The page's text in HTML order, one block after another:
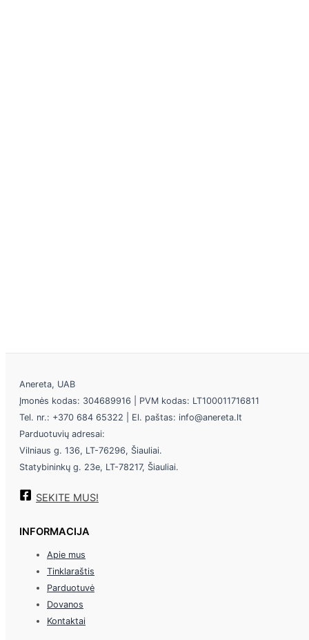
Anereta, UAB
Įmonės kodas: 304689916 | PVM kodas: LT100011716811
Tel. nr.: +370 684 65322 | El. paštas: info@anereta.lt
Parduotuvių adresai:
Vilniaus g. 136, LT-76296, Šiauliai.
Statybininkų g. 23e, LT-78217, Šiauliai.
SEKITE MUS!
INFORMACIJA
Apie mus
Tinklaraštis
Parduotuvė
Dovanos
Kontaktai